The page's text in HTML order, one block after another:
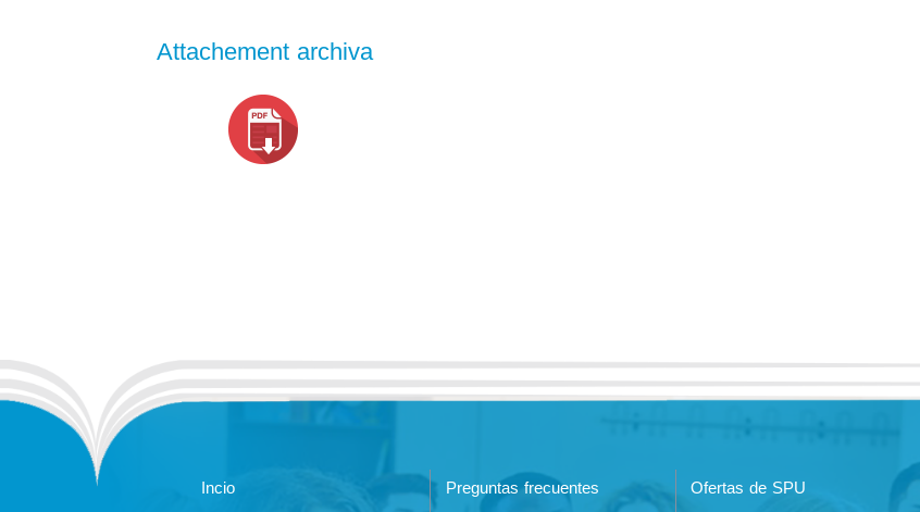
Attachement archiva
Incio Preguntas frecuentes
Ofertas de SPU